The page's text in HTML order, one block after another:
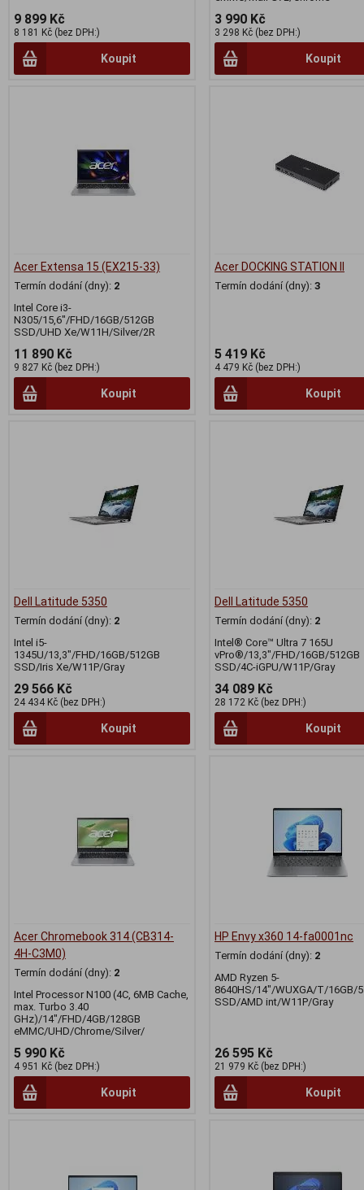
9 899 Kč
8 181 Kč (bez DPH:)
Koupit
3 990 Kč
3 298 Kč (bez DPH:)
Koupit
Acer Extensa 15 (EX215-33)
Termín dodání (dny): 2
Intel Core i3-
N305/15,6"/FHD/16GB/512GB
SSD/UHD Xe/W11H/Silver/2R
11 890 Kč
9 827 Kč (bez DPH:)
Koupit
Acer DOCKING STATION II
Termín dodání (dny): 3
5 419 Kč
4 479 Kč (bez DPH:)
Koupit
Dell Latitude 5350
Termín dodání (dny): 2
Intel i5-
1345U/13,3"/FHD/16GB/512GB
SSD/Iris Xe/W11P/Gray
29 566 Kč
24 434 Kč (bez DPH:)
Koupit
Dell Latitude 5350
Termín dodání (dny): 2
Intel® Core™ Ultra 7 165U
vPro®/13,3"/FHD/16GB/512GB
SSD/4C-iGPU/W11P/Gray
34 089 Kč
28 172 Kč (bez DPH:)
Koupit
Acer Chromebook 314 (CB314-
4H-C3M0)
Termín dodání (dny): 2
Intel Processor N100 (4C, 6MB Cache,
max. Turbo 3.40
GHz)/14"/FHD/4GB/128GB
eMMC/UHD/Chrome/Silver/
5 990 Kč
4 951 Kč (bez DPH:)
Koupit
HP Envy x360 14-fa0001nc
Termín dodání (dny): 2
AMD Ryzen 5-
8640HS/14"/WUXGA/T/16GB/
SSD/AMD int/W11P/Gray
26 595 Kč
21 979 Kč (bez DPH:)
Koupit